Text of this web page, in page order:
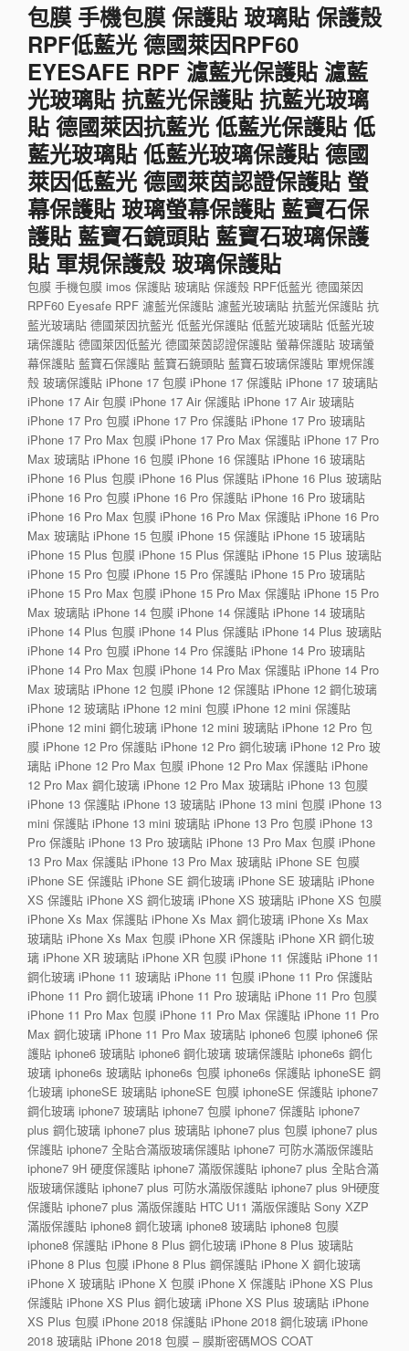
包膜 手機包膜 保護貼 玻璃貼 保護殼
RPF低藍光 德國萊因RPF60
EYESAFE RPF 濾藍光保護貼 濾藍
光玻璃貼 抗藍光保護貼 抗藍光玻璃
貼 德國萊因抗藍光 低藍光保護貼 低
藍光玻璃貼 低藍光玻璃保護貼 德國
萊因低藍光 德國萊茵認證保護貼 螢
幕保護貼 玻璃螢幕保護貼 藍寶石保
護貼 藍寶石鏡頭貼 藍寶石玻璃保護
貼 軍規保護殼 玻璃保護貼
包膜 手機包膜 imos 保護貼 玻璃貼 保護殼 RPF低藍光 德國萊因
RPF60 Eyesafe RPF 濾藍光保護貼 濾藍光玻璃貼 抗藍光保護貼 抗
藍光玻璃貼 德國萊因抗藍光 低藍光保護貼 低藍光玻璃貼 低藍光玻
璃保護貼 德國萊因低藍光 德國萊茵認證保護貼 螢幕保護貼 玻璃螢
幕保護貼 藍寶石保護貼 藍寶石鏡頭貼 藍寶石玻璃保護貼 軍規保護
殼 玻璃保護貼 iPhone 17 包膜 iPhone 17 保護貼 iPhone 17 玻璃貼
iPhone 17 Air 包膜 iPhone 17 Air 保護貼 iPhone 17 Air 玻璃貼
iPhone 17 Pro 包膜 iPhone 17 Pro 保護貼 iPhone 17 Pro 玻璃貼
iPhone 17 Pro Max 包膜 iPhone 17 Pro Max 保護貼 iPhone 17 Pro
Max 玻璃貼 iPhone 16 包膜 iPhone 16 保護貼 iPhone 16 玻璃貼
iPhone 16 Plus 包膜 iPhone 16 Plus 保護貼 iPhone 16 Plus 玻璃貼
iPhone 16 Pro 包膜 iPhone 16 Pro 保護貼 iPhone 16 Pro 玻璃貼
iPhone 16 Pro Max 包膜 iPhone 16 Pro Max 保護貼 iPhone 16 Pro
Max 玻璃貼 iPhone 15 包膜 iPhone 15 保護貼 iPhone 15 玻璃貼
iPhone 15 Plus 包膜 iPhone 15 Plus 保護貼 iPhone 15 Plus 玻璃貼
iPhone 15 Pro 包膜 iPhone 15 Pro 保護貼 iPhone 15 Pro 玻璃貼
iPhone 15 Pro Max 包膜 iPhone 15 Pro Max 保護貼 iPhone 15 Pro
Max 玻璃貼 iPhone 14 包膜 iPhone 14 保護貼 iPhone 14 玻璃貼
iPhone 14 Plus 包膜 iPhone 14 Plus 保護貼 iPhone 14 Plus 玻璃貼
iPhone 14 Pro 包膜 iPhone 14 Pro 保護貼 iPhone 14 Pro 玻璃貼
iPhone 14 Pro Max 包膜 iPhone 14 Pro Max 保護貼 iPhone 14 Pro
Max 玻璃貼 iPhone 12 包膜 iPhone 12 保護貼 iPhone 12 鋼化玻璃
iPhone 12 玻璃貼 iPhone 12 mini 包膜 iPhone 12 mini 保護貼
iPhone 12 mini 鋼化玻璃 iPhone 12 mini 玻璃貼 iPhone 12 Pro 包
膜 iPhone 12 Pro 保護貼 iPhone 12 Pro 鋼化玻璃 iPhone 12 Pro 玻
璃貼 iPhone 12 Pro Max 包膜 iPhone 12 Pro Max 保護貼 iPhone
12 Pro Max 鋼化玻璃 iPhone 12 Pro Max 玻璃貼 iPhone 13 包膜
iPhone 13 保護貼 iPhone 13 玻璃貼 iPhone 13 mini 包膜 iPhone 13
mini 保護貼 iPhone 13 mini 玻璃貼 iPhone 13 Pro 包膜 iPhone 13
Pro 保護貼 iPhone 13 Pro 玻璃貼 iPhone 13 Pro Max 包膜 iPhone
13 Pro Max 保護貼 iPhone 13 Pro Max 玻璃貼 iPhone SE 包膜
iPhone SE 保護貼 iPhone SE 鋼化玻璃 iPhone SE 玻璃貼 iPhone
XS 保護貼 iPhone XS 鋼化玻璃 iPhone XS 玻璃貼 iPhone XS 包膜
iPhone Xs Max 保護貼 iPhone Xs Max 鋼化玻璃 iPhone Xs Max
玻璃貼 iPhone Xs Max 包膜 iPhone XR 保護貼 iPhone XR 鋼化玻
璃 iPhone XR 玻璃貼 iPhone XR 包膜 iPhone 11 保護貼 iPhone 11
鋼化玻璃 iPhone 11 玻璃貼 iPhone 11 包膜 iPhone 11 Pro 保護貼
iPhone 11 Pro 鋼化玻璃 iPhone 11 Pro 玻璃貼 iPhone 11 Pro 包膜
iPhone 11 Pro Max 包膜 iPhone 11 Pro Max 保護貼 iPhone 11 Pro
Max 鋼化玻璃 iPhone 11 Pro Max 玻璃貼 iphone6 包膜 iphone6 保
護貼 iphone6 玻璃貼 iphone6 鋼化玻璃 玻璃保護貼 iphone6s 鋼化
玻璃 iphone6s 玻璃貼 iphone6s 包膜 iphone6s 保護貼 iphoneSE 鋼
化玻璃 iphoneSE 玻璃貼 iphoneSE 包膜 iphoneSE 保護貼 iphone7
鋼化玻璃 iphone7 玻璃貼 iphone7 包膜 iphone7 保護貼 iphone7
plus 鋼化玻璃 iphone7 plus 玻璃貼 iphone7 plus 包膜 iphone7 plus
保護貼 iphone7 全貼合滿版玻璃保護貼 iphone7 可防水滿版保護貼
iphone7 9H 硬度保護貼 iphone7 滿版保護貼 iphone7 plus 全貼合滿
版玻璃保護貼 iphone7 plus 可防水滿版保護貼 iphone7 plus 9H硬度
保護貼 iphone7 plus 滿版保護貼 HTC U11 滿版保護貼 Sony XZP
滿版保護貼 iphone8 鋼化玻璃 iphone8 玻璃貼 iphone8 包膜
iphone8 保護貼 iPhone 8 Plus 鋼化玻璃 iPhone 8 Plus 玻璃貼
iPhone 8 Plus 包膜 iPhone 8 Plus 鋼保護貼 iPhone X 鋼化玻璃
iPhone X 玻璃貼 iPhone X 包膜 iPhone X 保護貼 iPhone XS Plus
保護貼 iPhone XS Plus 鋼化玻璃 iPhone XS Plus 玻璃貼 iPhone
XS Plus 包膜 iPhone 2018 保護貼 iPhone 2018 鋼化玻璃 iPhone
2018 玻璃貼 iPhone 2018 包膜 – 膜斯密碼MOS COAT